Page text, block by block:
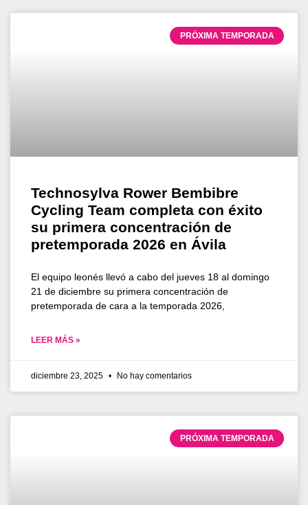
PRÓXIMA TEMPORADA
Technosylva Rower Bembibre
Cycling Team completa con éxito
su primera concentración de
pretemporada 2026 en Ávila
El equipo leonés llevó a cabo del jueves 18 al domingo
21 de diciembre su primera concentración de
pretemporada de cara a la temporada 2026,
LEER MÁS »
diciembre 23, 2025 No hay comentarios
PRÓXIMA TEMPORADA